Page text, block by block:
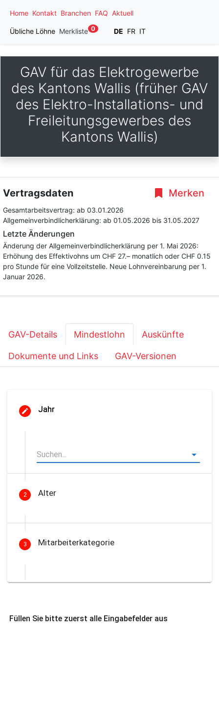
Home Kontakt Branchen FAQ Aktuell
Übliche Löhne Merkliste 0 DE FR IT
GAV für das Elektrogewerbe
des Kantons Wallis (früher GAV
des Elektro-Installations- und
Freileitungsgewerbes des
Kantons Wallis)
Merken
Vertragsdaten
Gesamtarbeitsvertrag: ab 03.01.2026
Allgemeinverbindlicherklärung: ab 01.05.2026 bis 31.05.2027
Letzte Änderungen
Änderung der Allgemeinverbindlicherklärung per 1. Mai 2026:
Erhöhung des Effektivohns um CHF 27.– monatlich oder CHF 0.15
pro Stunde für eine Vollzeitstelle. Neue Lohnvereinbarung per 1.
Januar 2026.
GAV-Details Mindestlohn Auskünfte
Dokumente und Links GAV-Versionen
Jahr
2 Alter
3 Mitarbeiterkategorie
Füllen Sie bitte zuerst alle Eingabefelder aus